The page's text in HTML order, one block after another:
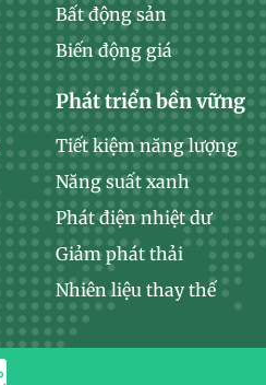
Bất động sản
Biến động giá
Phát triển bền vững
Tiết kiệm năng lượng
Năng suất xanh
Phát điện nhiệt dư
Giảm phát thải
Nhiên liệu thay thế